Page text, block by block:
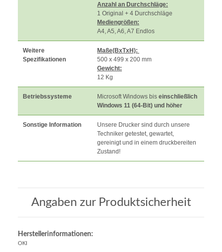
Anzahl an Durchschläge:
1 Original + 4 Durchschläge
Mediengrößen:
A4, A5, A6, A7 Endlos
Weitere
Spezifikationen
Maße(BxTxH):
500 x 499 x 200 mm
Gewicht:
12 Kg
Betriebssysteme Microsoft Windows bis einschließlich
Windows 11 (64-Bit) und höher
Sonstige Information
Unsere Drucker sind durch unsere
Techniker getestet, gewartet,
gereinigt und in einem druckbereiten
Zustand!
Angaben zur Produktsicherheit
Herstellerinformationen:
OKI